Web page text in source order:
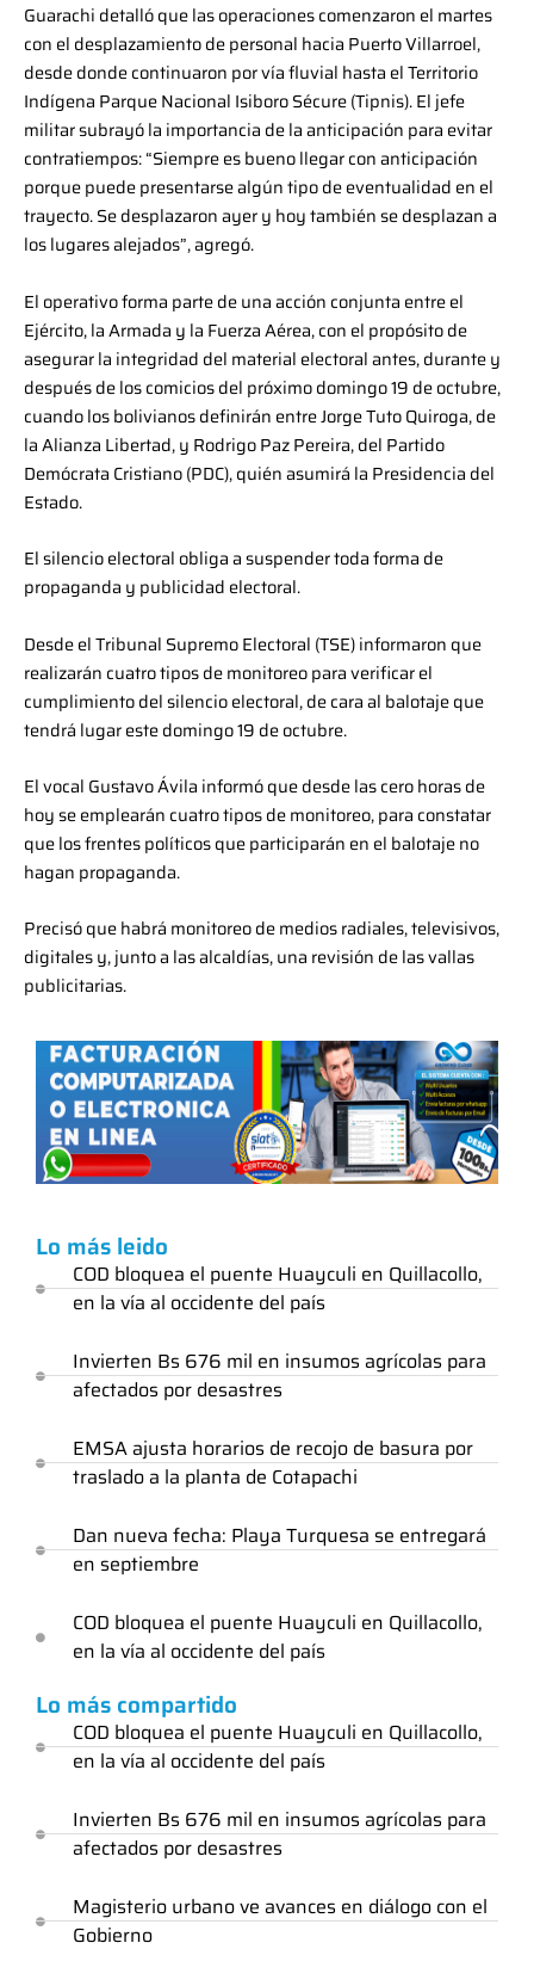
Guarachi detalló que las operaciones comenzaron el martes
con el desplazamiento de personal hacia Puerto Villarroel,
desde donde continuaron por vía fluvial hasta el Territorio
Indígena Parque Nacional Isiboro Sécure (Tipnis). El jefe
militar subrayó la importancia de la anticipación para evitar
contratiempos: “Siempre es bueno llegar con anticipación
porque puede presentarse algún tipo de eventualidad en el
trayecto. Se desplazaron ayer y hoy también se desplazan a
los lugares alejados”, agregó.
El operativo forma parte de una acción conjunta entre el
Ejército, la Armada y la Fuerza Aérea, con el propósito de
asegurar la integridad del material electoral antes, durante y
después de los comicios del próximo domingo 19 de octubre,
cuando los bolivianos definirán entre Jorge Tuto Quiroga, de
la Alianza Libertad, y Rodrigo Paz Pereira, del Partido
Demócrata Cristiano (PDC), quién asumirá la Presidencia del
Estado.
El silencio electoral obliga a suspender toda forma de
propaganda y publicidad electoral.
Desde el Tribunal Supremo Electoral (TSE) informaron que
realizarán cuatro tipos de monitoreo para verificar el
cumplimiento del silencio electoral, de cara al balotaje que
tendrá lugar este domingo 19 de octubre.
El vocal Gustavo Ávila informó que desde las cero horas de
hoy se emplearán cuatro tipos de monitoreo, para constatar
que los frentes políticos que participarán en el balotaje no
hagan propaganda.
Precisó que habrá monitoreo de medios radiales, televisivos,
digitales y, junto a las alcaldías, una revisión de las vallas
publicitarias.
Lo más leido
COD bloquea el puente Huayculi en Quillacollo,
en la vía al occidente del país
Invierten Bs 676 mil en insumos agrícolas para
afectados por desastres
EMSA ajusta horarios de recojo de basura por
traslado a la planta de Cotapachi
Dan nueva fecha: Playa Turquesa se entregará
en septiembre
COD bloquea el puente Huayculi en Quillacollo,
en la vía al occidente del país
Lo más compartido
COD bloquea el puente Huayculi en Quillacollo,
en la vía al occidente del país
Invierten Bs 676 mil en insumos agrícolas para
afectados por desastres
Magisterio urbano ve avances en diálogo con el
Gobierno